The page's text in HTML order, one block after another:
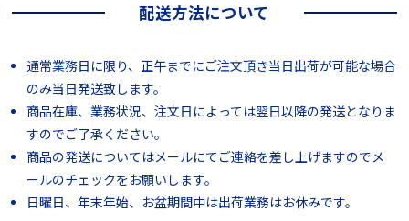
配送方法について
通常業務日に限り、正午までにご注文頂き当日出荷が可能な場合
のみ当日発送致します。
商品在庫、業務状況、注文日によっては翌日以降の発送となりま
すのでご了承ください。
商品の発送についてはメールにてご連絡を差し上げますのでメ
ールのチェックをお願いします。
日曜日、年末年始、お盆期間中は出荷業務はお休みです。